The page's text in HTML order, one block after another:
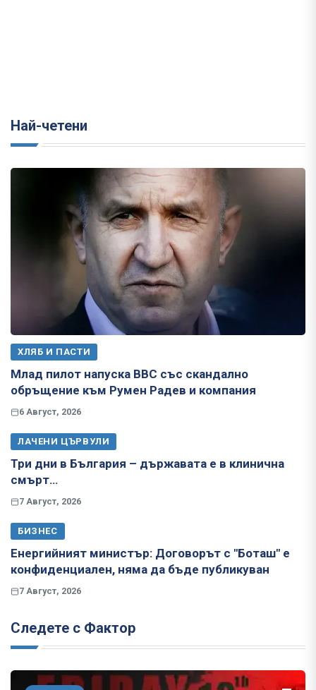
Най-четени
ХЛЯБ И ПАСТИ
Млад пилот напуска ВВС със скандално
обръщение към Румен Радев и компания
6 Август, 2026
ЛАЧЕНИ ЦЪРВУЛИ
Три дни в България – държавата е в клинична
смърт…
7 Август, 2026
БИЗНЕС
Енергийният министър: Договорът с "Боташ" е
конфиденциален, няма да бъде публикуван
7 Август, 2026
Следете с Фактор